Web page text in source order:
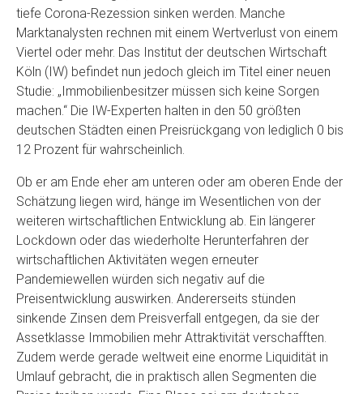
tiefe Corona-Rezession sinken werden. Manche
Marktanalysten rechnen mit einem Wertverlust von einem
Viertel oder mehr. Das Institut der deutschen Wirtschaft
Köln (IW) befindet nun jedoch gleich im Titel einer neuen
Studie: „Immobilienbesitzer müssen sich keine Sorgen
machen.“ Die IW-Experten halten in den 50 größten
deutschen Städten einen Preisrückgang von lediglich 0 bis
12 Prozent für wahrscheinlich.
Ob er am Ende eher am unteren oder am oberen Ende der
Schätzung liegen wird, hänge im Wesentlichen von der
weiteren wirtschaftlichen Entwicklung ab. Ein längerer
Lockdown oder das wiederholte Herunterfahren der
wirtschaftlichen Aktivitäten wegen erneuter
Pandemiewellen würden sich negativ auf die
Preisentwicklung auswirken. Andererseits stünden
sinkende Zinsen dem Preisverfall entgegen, da sie der
Assetklasse Immobilien mehr Attraktivität verschafften.
Zudem werde gerade weltweit eine enorme Liquidität in
Umlauf gebracht, die in praktisch allen Segmenten die